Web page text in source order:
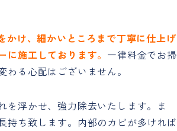
かけ、細かいところまで丁寧に仕上げ
施工しております。 一律料金でお掃
る心配はございません。
を浮かせ、強力除去いたします。ま
持ち致します。内部のカビが多ければ